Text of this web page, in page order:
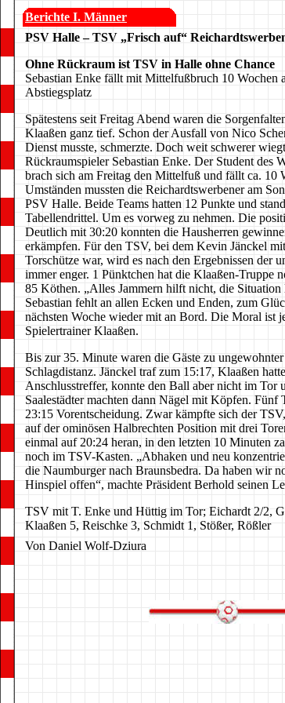
Berichte I. Männer
PSV Halle – TSV „Frisch auf“
Ohne Rückraum ist TSV in Halle ohne Chance
Sebastian Enke fällt mit Mittelfußbruch 10 Wochen
Abstiegsplatz
Spätestens seit Freitag Abend waren die
Klaaßen ganz tief. Schon der Ausfall von Nico
Dienst musste, schmerzte. Doch weit schwerer
Rückraumspieler Sebastian Enke. Der Student des
brach sich am Freitag den Mittelfuß und fällt ca. 10
Umständen mussten die Reichardtswerbener am
PSV Halle. Beide Teams hatten 12 Punkte und
Tabellendrittel. Um es vorweg zu nehmen. Die
Deutlich mit 30:20 konnten die Hausherren
erkämpfen. Für den TSV, bei dem Kevin Jänckel
Torschütze war, wird es nach den Ergebnissen der
immer enger. 1 Pünktchen hat die Klaaßen-Truppe
85 Köthen. „Alles Jammern hilft nicht, die Situation
Sebastian fehlt an allen Ecken und Enden, zum
nächsten Woche wieder mit an Bord. Die Moral ist
Spielertrainer Klaaßen.
Bis zur 35. Minute waren die Gäste zu
Schlagdistanz. Jänckel traf zum 15:17, Klaaßen
Anschlusstreffer, konnte den Ball aber nicht im Tor
Saalestädter machten dann Nägel mit Köpfen. Fünf
23:15 Vorentscheidung. Zwar kämpfte sich der
auf der ominösen Halbrechten Position mit drei
einmal auf 20:24 heran, in den letzten 10 Minuten
noch im TSV-Kasten. „Abhaken und neu
die Naumburger nach Braunsbedra. Da haben wir
Hinspiel offen“, machte Präsident Berhold seinen
TSV mit T. Enke und Hüttig im Tor; Eichardt 2/2,
Klaaßen 5, Reischke 3, Schmidt 1, Stößer, Rößler
Von Daniel Wolf-Dziura